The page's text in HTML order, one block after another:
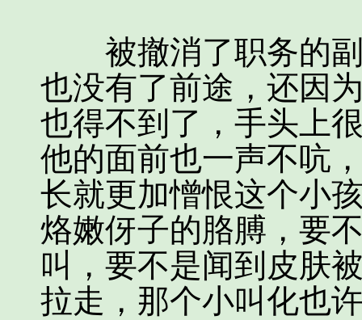
被撤消了职务的副
也没有了前途，还因
也得不到了，手头上
他的面前也一声不吭
长就更加憎恨这个小
烙嫩伢子的胳膊，要
叫，要不是闻到皮肤
拉走，那个小叫化也